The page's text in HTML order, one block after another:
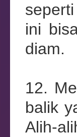
ini
diam.
12.
balik
Alih-